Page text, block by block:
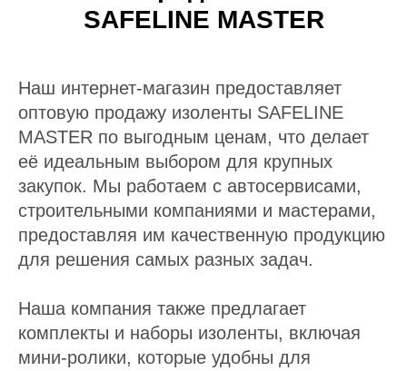
SAFELINE MASTER
Наш интернет-магазин предоставляет
оптовую продажу изоленты SAFELINE
MASTER по выгодным ценам, что делает
её идеальным выбором для крупных
закупок. Мы работаем с автосервисами,
строительными компаниями и мастерами,
предоставляя им качественную продукцию
для решения самых разных задач.
Наша компания также предлагает
комплекты и наборы изоленты, включая
мини-ролики, которые удобны для